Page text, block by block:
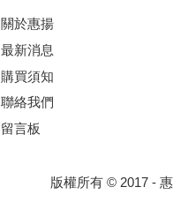
關於惠揚
最新消息
購買須知
聯絡我們
留言板
版權所有 © 2017 -